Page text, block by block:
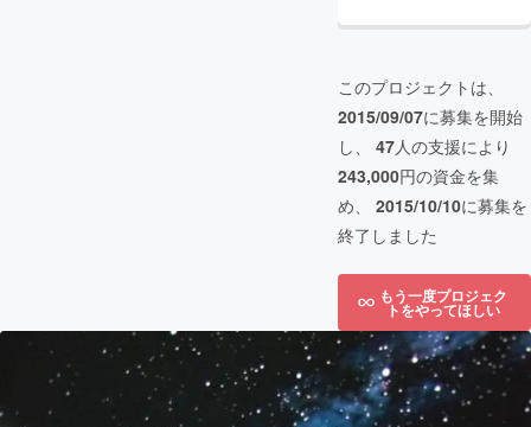
このプロジェクトは、
2015/09/07に募集を開始
し、 47人の支援により
243,000円の資金を集
め、 2015/10/10に募集を
終了しました
もう一度プロジェク
トをやってほしい